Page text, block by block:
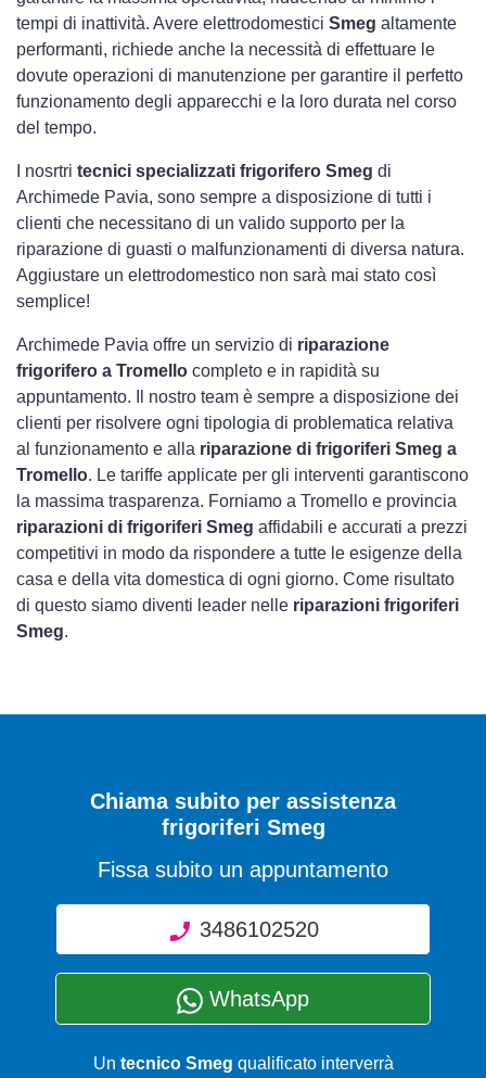
tempi di inattività. Avere elettrodomestici Smeg altamente
performanti, richiede anche la necessità di effettuare le
dovute operazioni di manutenzione per garantire il perfetto
funzionamento degli apparecchi e la loro durata nel corso
del tempo.
I nosrtri tecnici specializzati frigorifero Smeg di
Archimede Pavia, sono sempre a disposizione di tutti i
clienti che necessitano di un valido supporto per la
riparazione di guasti o malfunzionamenti di diversa natura.
Aggiustare un elettrodomestico non sarà mai stato così
semplice!
Archimede Pavia offre un servizio di riparazione
frigorifero a Tromello completo e in rapidità su
appuntamento. Il nostro team è sempre a disposizione dei
clienti per risolvere ogni tipologia di problematica relativa
al funzionamento e alla riparazione di frigoriferi Smeg a
Tromello. Le tariffe applicate per gli interventi garantiscono
la massima trasparenza. Forniamo a Tromello e provincia
riparazioni di frigoriferi Smeg affidabili e accurati a prezzi
competitivi in modo da rispondere a tutte le esigenze della
casa e della vita domestica di ogni giorno. Come risultato
di questo siamo diventi leader nelle riparazioni frigoriferi
Smeg.
Chiama subito per assistenza
frigoriferi Smeg
Fissa subito un appuntamento
3486102520
WhatsApp
Un tecnico Smeg qualificato interverrà